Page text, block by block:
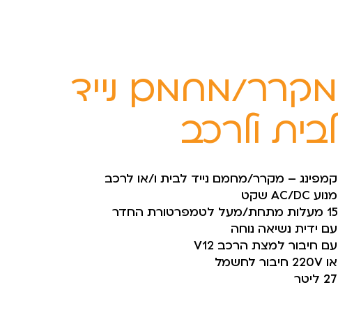
מקרר/מחמם נייד
לבית ולרכב
קמפינג – מקרר/מחמם נייד לבית ו/או לרכב
מנוע AC/DC שקט
15 מעלות מתחת/מעל לטמפרטורת החדר
עם ידית נשיאה נוחה
עם חיבור למצת הרכב V12
או 220V חיבור לחשמל
27 ליטר